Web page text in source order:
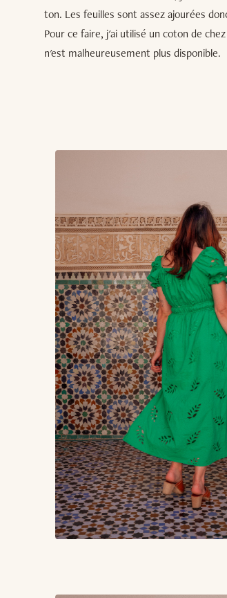
ton. Les feuilles sont assez ajourées
Pour ce faire, j'ai utilisé un coton de
n'est malheureusement plus disponible.